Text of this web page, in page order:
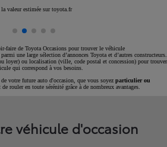
faire de Toyota Occasions pour trouver le véhicule
une large sélection d’annonces Toyota et d’autres constructeurs.
loyer) ou localisation (ville, code postal et concession) pour trouver
qui correspond à vos besoins.
votre future auto d'occasion, que vous soyez particulier ou
de rouler en toute sérénité grâce à de nombreux avantages.
véhicule d'occasion